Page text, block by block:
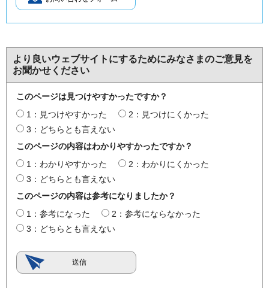
より良いウェブサイトにするためにみなさまのご意見を
お聞かせください
このページは見つけやすかったですか？
1：見つけやすかった
2：見つけにくかった
3：どちらとも言えない
このページの内容はわかりやすかったですか？
1：わかりやすかった
2：わかりにくかった
3：どちらとも言えない
このページの内容は参考になりましたか？
1：参考になった
2：参考にならなかった
3：どちらとも言えない